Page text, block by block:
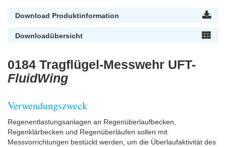
Download Produktinformation
Downloadübersicht
0184 Tragflügel-Messwehr UFT-
FluidWing
Verwendungszweck
Regenentlastungsanlagen an Regenüberlaufbecken,
Regenklärbecken und Regenüberläufen sollen mit
Messvorrichtungen bestückt werden, um die Überlaufaktivität des